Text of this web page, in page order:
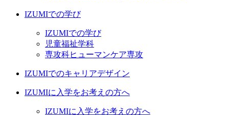
IZUMIでの学び
IZUMIでの学び
児童福祉学科
専攻科ヒューマンケア専攻
IZUMIでのキャリアデザイン
IZUMIに入学をお考えの方へ
IZUMIに入学をお考えの方へ